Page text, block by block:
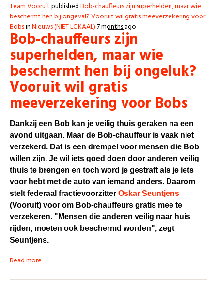
Team VooruitpublishedBob-chauffeurs zijn superhelden, maar wie
beschermt hen bij ongeval? Vooruit wil gratis meeverzekering voor
BobsinNieuws (NIET LOKAAL)7 months ago
Bob-chauffeurs zijn
superhelden, maar wie
beschermt hen bij ongeluk?
Vooruit wil gratis
meeverzekering voor Bobs
Dankzij een Bob kan je veilig thuis geraken na een
avond uitgaan. Maar de Bob-chauffeur is vaak niet
verzekerd. Dat is een drempel voor mensen die Bob
willen zijn. Je wil iets goed doen door anderen veilig
thuis te brengen en toch word je gestraft als je iets
voor hebt met de auto van iemand anders. Daarom
stelt federaal fractievoorzitter Oskar Seuntjens
(Vooruit) voor om Bob-chauffeurs gratis mee te
verzekeren. "Mensen die anderen veilig naar huis
rijden, moeten ook beschermd worden", zegt
Seuntjens.
Read more